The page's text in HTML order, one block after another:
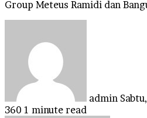
Group Meteus Ramidi dan
admin
360 1 minute read